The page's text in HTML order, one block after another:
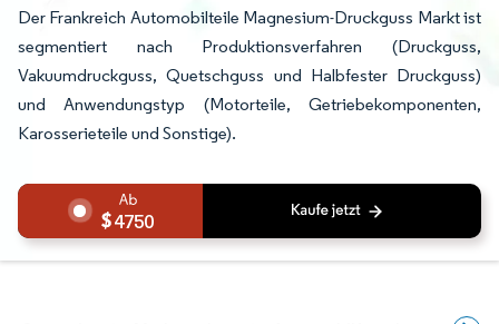
Der Frankreich Automobilteile Magnesium-Druckguss Markt ist
segmentiert nach Produktionsverfahren (Druckguss,
Vakuumdruckguss, Quetschguss und Halbfester Druckguss)
und Anwendungstyp (Motorteile, Getriebekomponenten,
Karosserieteile und Sonstige).
4750